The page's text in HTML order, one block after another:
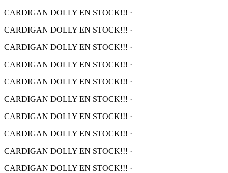
CARDIGAN DOLLY EN STOCK!!! ·
CARDIGAN DOLLY EN STOCK!!! ·
CARDIGAN DOLLY EN STOCK!!! ·
CARDIGAN DOLLY EN STOCK!!! ·
CARDIGAN DOLLY EN STOCK!!! ·
CARDIGAN DOLLY EN STOCK!!! ·
CARDIGAN DOLLY EN STOCK!!! ·
CARDIGAN DOLLY EN STOCK!!! ·
CARDIGAN DOLLY EN STOCK!!! ·
CARDIGAN DOLLY EN STOCK!!! ·